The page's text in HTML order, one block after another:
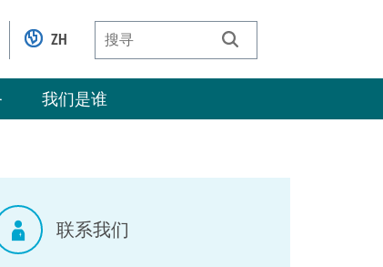
我们是谁
ZH
联系我们